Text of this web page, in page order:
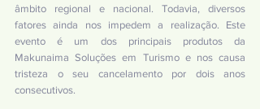
âmbito regional e nacional. Todavia, diversos
fatores ainda nos impedem a realização. Este
evento é um dos principais produtos da
Makunaima Soluções em Turismo e nos causa
tristeza o seu cancelamento por dois anos
consecutivos.